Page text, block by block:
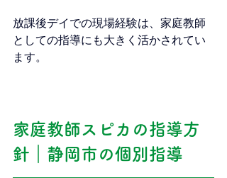
放課後デイでの現場経験は、家庭教師
としての指導にも大きく活かされてい
ます。
家庭教師スピカの指導方
針｜静岡市の個別指導